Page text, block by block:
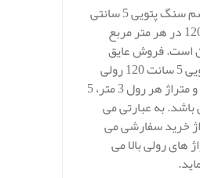
قیمت عایق پشم سنگ پتویی 5 سانتی
متر دانسیته 120 در هر متر مربع
تومان است. فروش عایق
پشم سنگ پتویی 5 سانت 120 رولی
انجام می شود و متراژ هر رول 3 متر، 5
می باشد. به عبارتی می
خرید سفارشی می
های رولی بالا می